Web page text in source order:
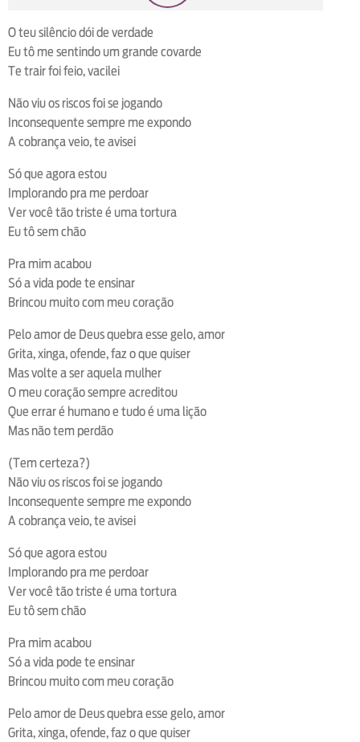
O teu silêncio dói de verdade
Eu tô me sentindo um grande covarde
Te trair foi feio, vacilei
Não viu os riscos foi se jogando
Inconsequente sempre me expondo
A cobrança veio, te avisei
Só que agora estou
Implorando pra me perdoar
Ver você tão triste é uma tortura
Eu tô sem chão
Pra mim acabou
Só a vida pode te ensinar
Brincou muito com meu coração
Pelo amor de Deus quebra esse gelo, amor
Grita, xinga, ofende, faz o que quiser
Mas volte a ser aquela mulher
O meu coração sempre acreditou
Que errar é humano e tudo é uma lição
Mas não tem perdão
(Tem certeza?)
Não viu os riscos foi se jogando
Inconsequente sempre me expondo
A cobrança veio, te avisei
Só que agora estou
Implorando pra me perdoar
Ver você tão triste é uma tortura
Eu tô sem chão
Pra mim acabou
Só a vida pode te ensinar
Brincou muito com meu coração
Pelo amor de Deus quebra esse gelo, amor
Grita, xinga, ofende, faz o que quiser